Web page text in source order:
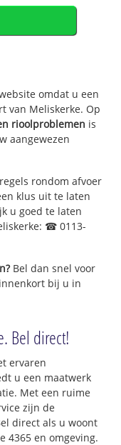
omdat u een
van Meliskerke. Op
rioolproblemen is
aangewezen
rondom afvoer
klus uit te laten
u goed te laten
☎ 0113-
Bel dan snel voor
bij u in
Bel direct!
ervaren
u een maatwerk
Met een ruime
zijn de
direct als u woont
4365 en omgeving.